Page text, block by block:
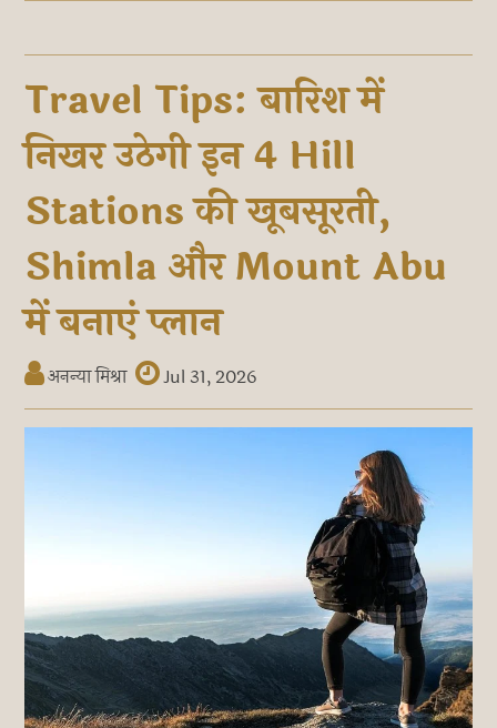
Travel Tips: बारिश में
निखर उठेगी इन 4 Hill
Stations की खूबसूरती,
Shimla और Mount Abu
में बनाएं प्लान
अनन्या मिश्रा Jul 31, 2026